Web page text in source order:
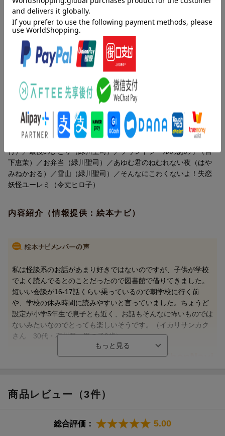
を追いかけ怪談を語りだす。そして恋は意外な結末へ！ 「失恋
妖怪2」など楽しい怪談多数
内容紹介（「BOOK」データベースより）
「笑い猫」が語る、５分で読めるたのしい怪談、１８話。さし絵
もいっぱい４３枚。
目次（「BOOK」データベースより）
足音（緑川聖司）／おしいれに住むおばあさん（藤木稟）／くま
こ（柏葉幸子）／白いＣＤ（緑川聖司）／ザリガニの夜（松原秀
行）／最後のひとり（緑川聖司）／プリントシールのあの子（宮
下恵茉）／お弁当（緑川聖司）／あゆむ君のねむれない夜（はや
みねかおる）／雪山（緑川聖司）／そんなにこわくないよ！失恋
妖怪ユーレミ（令丈ヒロ子）
内容紹介（情報提供：絵本ナビ）
私は怪談系のお話があまり好きではないのですが、子供が学校
でよく読んでるとのことだったので図書館で借りてきました。
短いい会談が16-17話くらい乗っているので朝学校に行く前
や、学校の休み時間に読みやすいと言っていました。ちょうど
設定が小学5年生で息子とも近く、お話もそんなに怖いものでは
ないみたいなのでとっても楽しいそうです。（イカリサンカク
さん 30代・石川県 男の子9歳）
商品レビュー（3件）
総合評価： 5.00